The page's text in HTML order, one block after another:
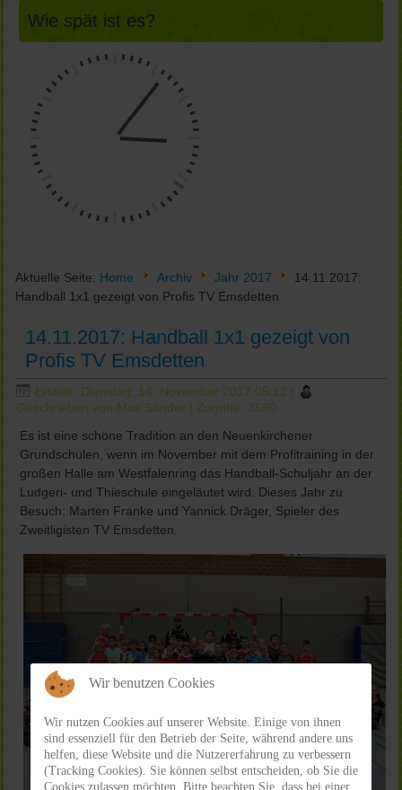
Wie spät ist es?
Aktuelle Seite: Home Archiv Jahr 2017
14.11.2017:
Handball 1x1 gezeigt von Profis TV Emsdetten
14.11.2017: Handball 1x1 gezeigt von
Profis TV Emsdetten
Erstellt: Dienstag, 14. November 2017 05:12 |
Geschrieben von Max Sander | Zugriffe: 3590
Es ist eine schöne Tradition an den Neuenkirchener
Grundschulen, wenn im November mit dem Profitraining in der
großen Halle am Westfalenring das Handball-Schuljahr an der
Ludgeri- und Thieschule eingeläutet wird. Dieses Jahr zu
Besuch: Marten Franke und Yannick Dräger, Spieler des
Zweitligisten TV Emsdetten.
Wir benutzen Cookies
Wir nutzen Cookies auf unserer Website. Einige von ihnen
sind essenziell für den Betrieb der Seite, während andere uns
helfen, diese Website und die Nutzererfahrung zu verbessern
(Tracking Cookies). Sie können selbst entscheiden, ob Sie die
Cookies zulassen möchten. Bitte beachten Sie, dass bei einer